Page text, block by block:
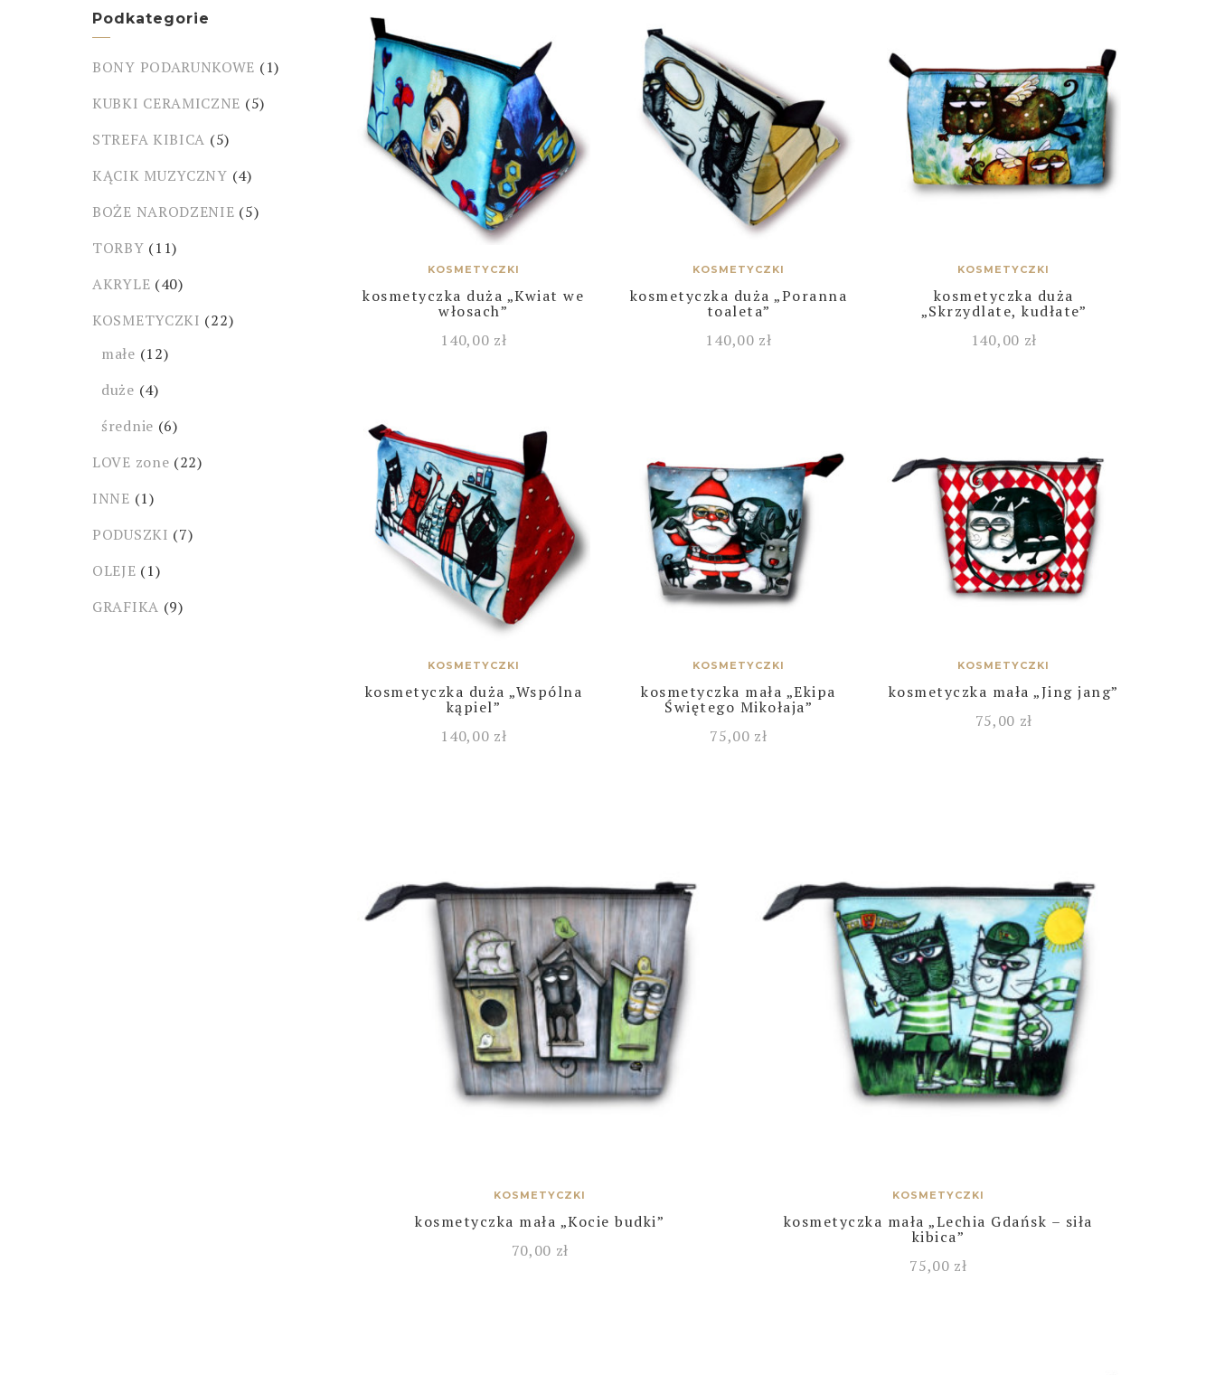
KOSMETYCZKI
kosmetyczka duża „Kwiat we
włosach”
140,00 zł
KOSMETYCZKI
kosmetyczka duża „Poranna
toaleta”
140,00 zł
KOSMETYCZKI
kosmetyczka duża
„Skrzydlate, kudłate”
140,00 zł
KOSMETYCZKI
kosmetyczka duża „Wspólna
kąpiel”
140,00 zł
KOSMETYCZKI
kosmetyczka mała „Ekipa
Świętego Mikołaja”
75,00 zł
KOSMETYCZKI
kosmetyczka mała „Jing jang”
75,00 zł
KOSMETYCZKI
kosmetyczka mała „Kocie budki”
70,00 zł
KOSMETYCZKI
kosmetyczka mała „Lechia Gdańsk – siła
kibica”
75,00 zł
Podkategorie
BONY PODARUNKOWE (1)
KUBKI CERAMICZNE (5)
STREFA KIBICA (5)
KĄCIK MUZYCZNY (4)
BOŻE NARODZENIE (5)
TORBY (11)
AKRYLE (40)
KOSMETYCZKI (22)
małe (12)
duże (4)
średnie (6)
LOVE zone (22)
INNE (1)
PODUSZKI (7)
OLEJE (1)
GRAFIKA (9)